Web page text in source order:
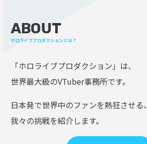
ABOUT
ホロライブプロダクションとは？
「ホロライブプロダクション」は、
世界最大級のVTuber事務所です。
日本発で世界中のファンを熱狂させる、
我々の挑戦を紹介します。